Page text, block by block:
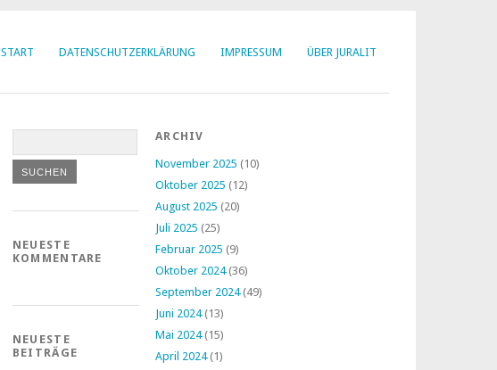
START DATENSCHUTZERKLÄRUNG IMPRESSUM ÜBER JURALIT
NEUESTE
KOMMENTARE
NEUESTE
BEITRÄGE
ARCHIV
November 2025 (10)
Oktober 2025 (12)
August 2025 (20)
Juli 2025 (25)
Februar 2025 (9)
Oktober 2024(36)
September 2024(49)
Juni 2024(13)
Mai 2024(15)
April 2024(1)